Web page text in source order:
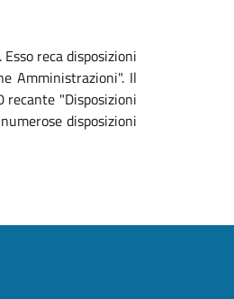
. Esso reca disposizioni
Amministrazioni". Il
"Disposizioni
disposizioni